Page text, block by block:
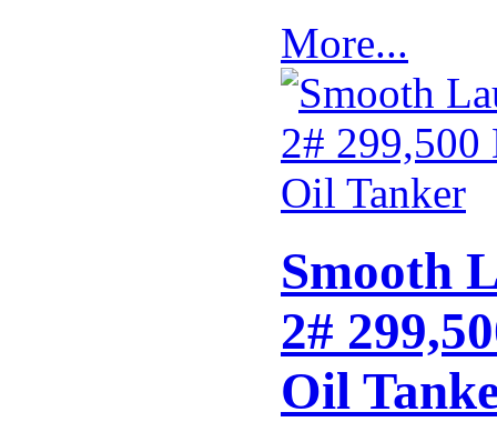
More...
Smooth
2#
Oil